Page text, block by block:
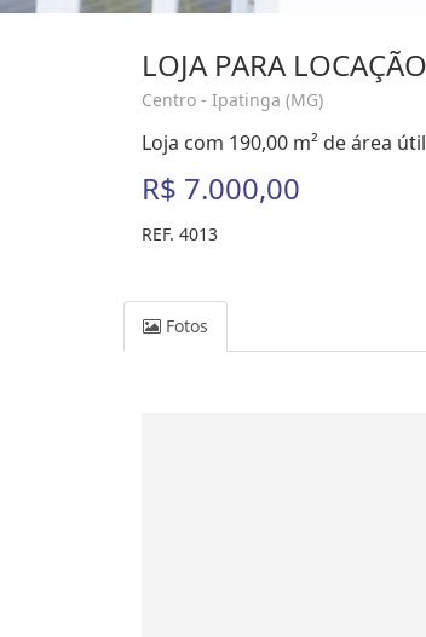
LOJA PARA
Centro - Ipatinga (MG)
Loja com 190,00 m² de área
R$ 7.000,00
REF. 4013
Fotos